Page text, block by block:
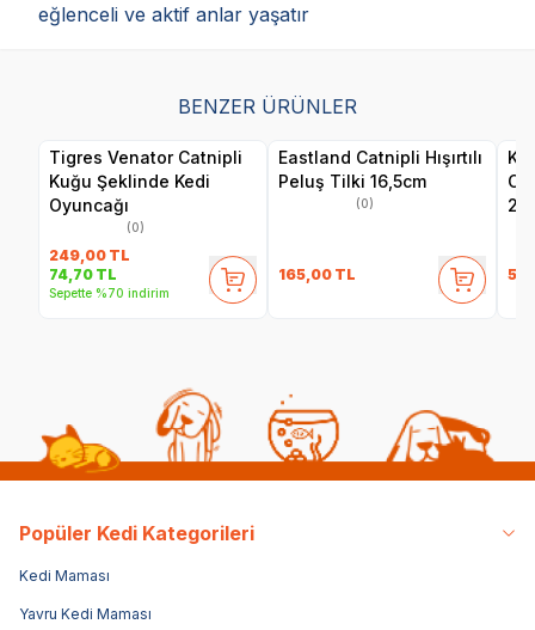
eğlenceli ve aktif anlar yaşatır
BENZER ÜRÜNLER
Tigres Venator Catnipli
Kuğu Şeklinde Kedi
Oyuncağı
(0)
249,00 TL
74,70 TL
Sepette %70 indirim
Eastland Catnipli Hışırtılı
Peluş Tilki 16,5cm
(0)
165,00 TL
Popüler Kedi Kategorileri
Kedi Maması
Yavru Kedi Maması